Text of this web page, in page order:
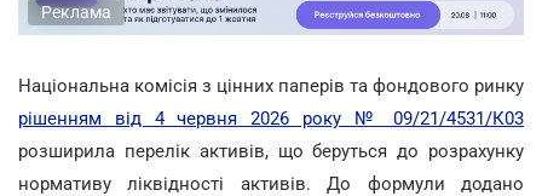
Реклама
Національна комісія з цінних паперів та фондового ринку
рішенням від 4 червня 2026 року № 09/21/4531/К03
розширила перелік активів, що беруться до розрахунку
нормативу ліквідності активів. До формули додано